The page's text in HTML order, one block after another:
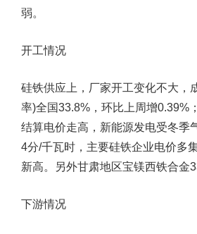
弱。
开工情况
硅铁供应上，厂家开工变化不大，
率)全国33.8%，环比上周增0.39%
结算电价走高，新能源发电受冬季
4分/千瓦时，主要硅铁企业电价多
新高。另外甘肃地区宝镁西铁合金
下游情况